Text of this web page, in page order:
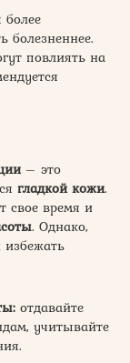
болезненнее.
повлиять на
– это
гладкой кожи.
свое время и
. Однако,
отдавайте
учитывайте